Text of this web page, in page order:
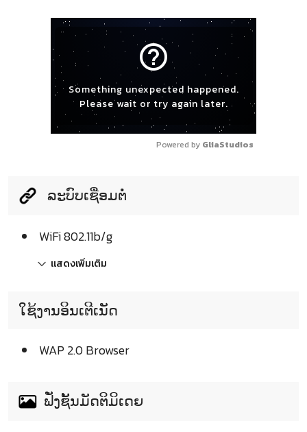
help_outline
Something unexpected happened.
Please wait or try again later.
Powered by GliaStudios
ລະບົບເຊື່ອມຕໍ່
WiFi 802.11b/g
แสดงเพิ่มเติม
ໃຊ້ງານອິນເຕີເນັດ
WAP 2.0 Browser
ຟັ່ງຊັ້ນມັດຕິມິເດຍ